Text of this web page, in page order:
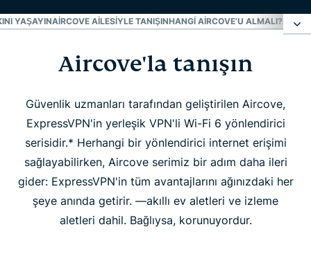
YAŞAYINAIRCOVE AILESIYLE TANIŞINHANGI AIRCOVE’U ALMALI?
Aircove'la tanışın
Aircove farkını yaşayın
Aircove ailesiyle tanışın
Hangi Aircove’u almalı?
İnsanlar Aircove'u seviyor
Aircove'la tanışın
Güvenlik uzmanları tarafından geliştirilen Aircove,
ExpressVPN'in yerleşik VPN'li Wi-Fi 6 yönlendirici
serisidir.* Herhangi bir yönlendirici internet erişimi
sağlayabilirken, Aircove serimiz bir adım daha ileri
gider: ExpressVPN'in tüm avantajlarını ağınızdaki her
şeye anında getirir. —akıllı ev aletleri ve izleme
aletleri dahil. Bağlıysa, korunuyordur.